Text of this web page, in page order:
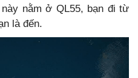
nằm ở QL55, bạn đi từ
là đến.